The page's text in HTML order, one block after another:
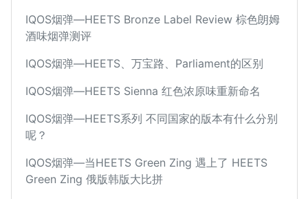
IQOS烟弹—HEETS Bronze Label Review 棕色朗姆
酒味烟弹测评
IQOS烟弹—HEETS、万宝路、Parliament的区别
IQOS烟弹—HEETS Sienna 红色浓原味重新命名
IQOS烟弹—HEETS系列 不同国家的版本有什么分别
呢？
IQOS烟弹—当HEETS Green Zing 遇上了 HEETS
Green Zing 俄版韩版大比拼